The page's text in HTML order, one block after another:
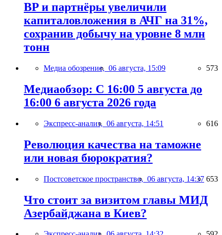
BP и партнёры увеличили
капиталовложения в АЧГ на 31%,
сохранив добычу на уровне 8 млн
тонн
Медиа обозрение, 06 августа, 15:09 573
Медиаобзор: С 16:00 5 августа до
16:00 6 августа 2026 года
Экспресс-анализ, 06 августа, 14:51 616
Революция качества на таможне
или новая бюрократия?
Постсоветское пространство, 06 августа, 14:37 653
Что стоит за визитом главы МИД
Азербайджана в Киев?